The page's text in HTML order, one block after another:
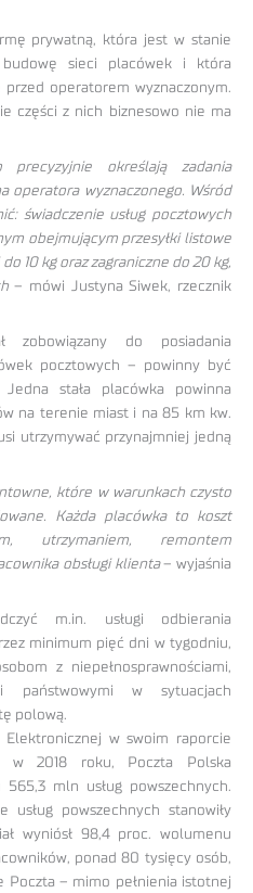
prywatną, która jest w stanie
sieci placówek i która
przed operatorem wyznaczonym.
części z nich biznesowo nie ma
precyzyjnie określają zadania
operatora wyznaczonego. Wśród
świadczenie usług pocztowych
obejmującym przesyłki listowe
10 kg oraz zagraniczne do 20 kg,
– mówi Justyna Siwek, rzecznik
zobowiązany do posiadania
pocztowych – powinny być
stała placówka powinna
na terenie miast i na 85 km kw.
utrzymywać przynajmniej jedną
które w warunkach czysto
Każda placówka to koszt
utrzymaniem, remontem
obsługi klienta– wyjaśnia
m.in. usługi odbierania
minimum pięć dni w tygodniu,
z niepełnosprawnościami,
państwowymi w sytuacjach
polową.
Elektronicznej w swoim raporcie
w 2018 roku, Poczta Polska
mln usług powszechnych.
usług powszechnych stanowiły
wyniósł 98,4 proc. wolumenu
ponad 80 tysięcy osób,
Poczta – mimo pełnienia istotnej